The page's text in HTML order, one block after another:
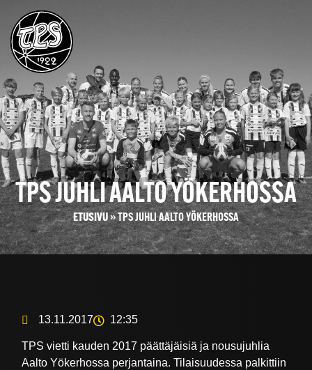
TPS JUHLI AALTO YÖKERHOSSA
ETUSIVU»TPS JUHLI AALTO YÖKERHOSSA
13.11.2017 12:35
TPS vietti kauden 2017 päättäjäisiä ja nousujuhlia
Aalto Yökerhossa perjantaina. Tilaisuudessa palkittiin